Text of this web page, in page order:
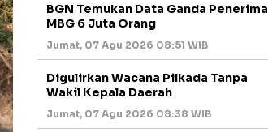
BGN Temukan Data Ganda Penerima
MBG 6 Juta Orang
Jumat, 07 Agu 2026 08:51 WIB
Digulirkan Wacana Pilkada Tanpa
Wakil Kepala Daerah
Jumat, 07 Agu 2026 08:38 WIB